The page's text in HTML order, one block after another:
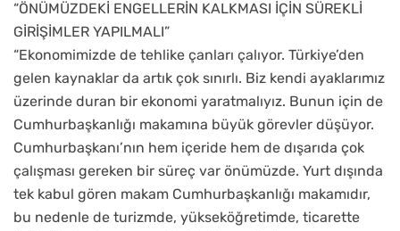
“ÖNÜMÜZDEKİ ENGELLERİN KALKMASI İÇİN SÜREKLİ
GİRİŞİMLER YAPILMALI”
“Ekonomimizde de tehlike çanları çalıyor. Türkiye’den
gelen kaynaklar da artık çok sınırlı. Biz kendi ayaklarımız
üzerinde duran bir ekonomi yaratmalıyız. Bunun için de
Cumhurbaşkanlığı makamına büyük görevler düşüyor.
Cumhurbaşkanı’nın hem içeride hem de dışarıda çok
çalışması gereken bir süreç var önümüzde. Yurt dışında
tek kabul gören makam Cumhurbaşkanlığı makamıdır,
bu nedenle de turizmde, yükseköğretimde, ticarette